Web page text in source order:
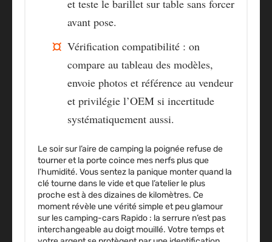
et teste le barillet sur table sans forcer
avant pose.
Vérification compatibilité : on
compare au tableau des modèles,
envoie photos et référence au vendeur
et privilégie l’OEM si incertitude
systématiquement aussi.
Le soir sur l’aire de camping la poignée refuse de
tourner et la porte coince mes nerfs plus que
l’humidité. Vous sentez la panique monter quand la
clé tourne dans le vide et que l’atelier le plus
proche est à des dizaines de kilomètres. Ce
moment révèle une vérité simple et peu glamour
sur les camping-cars Rapido : la serrure n’est pas
interchangeable au doigt mouillé. Votre temps et